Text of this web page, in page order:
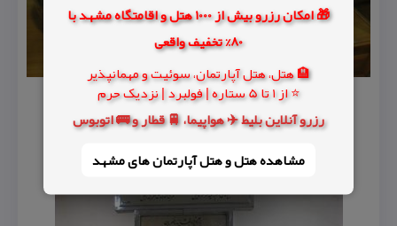
🎁 امکان رزرو بیش از 1000 هتل و اقامتگاه مشهد با
80% تخفیف واقعی
🏨 هتل، هتل آپارتمان، سوئیت و مهمانپذیر
⭐ از 1 تا 5 ستاره | فولبرد | نزدیک حرم
رزرو آنلاین بلیط ✈️ هواپیما، 🚆 قطار و 🚌 اتوبوس
مشاهده هتل و هتل‌ آپارتمان های مشهد